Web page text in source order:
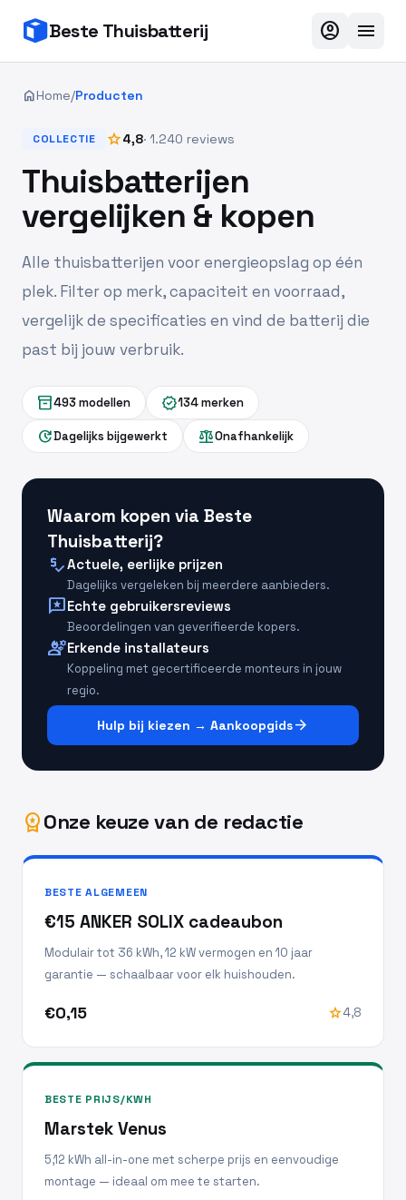
Beste Thuisbatterij account_circle menu
homeHome/Producten
COLLECTIE star4,8· 1.240 reviews
Thuisbatterijen
vergelijken & kopen
Alle thuisbatterijen voor energieopslag op één
plek. Filter op merk, capaciteit en voorraad,
vergelijk de specificaties en vind de batterij die
past bij jouw verbruik.
inventory_2493 modellen verified134 merken
updateDagelijks bijgewerkt balanceOnafhankelijk
Waarom kopen via Beste
Thuisbatterij?
price_checkActuele, eerlijke prijzen
Dagelijks vergeleken bij meerdere aanbieders.
reviewsEchte gebruikersreviews
Beoordelingen van geverifieerde kopers.
engineeringErkende installateurs
Koppeling met gecertificeerde monteurs in jouw
regio.
Hulp bij kiezen → Aankoopgidsarrow_forward
workspace_premiumOnze keuze van de redactie
BESTE ALGEMEEN
€15 ANKER SOLIX cadeaubon
Modulair tot 36 kWh, 12 kW vermogen en 10 jaar
garantie — schaalbaar voor elk huishouden.
€0,15 star4,8
BESTE PRIJS/KWH
Marstek Venus
5,12 kWh all-in-one met scherpe prijs en eenvoudige
montage — ideaal om mee te starten.